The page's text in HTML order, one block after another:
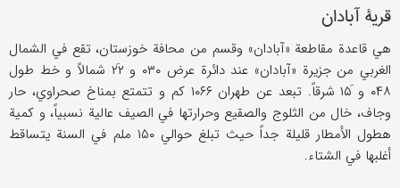
قریة آبادان
هي قاعدة مقاطعة «آبادان» وقسم من محافة خوزستان، تقع في الشمال
الغربي من جزیرة «آبادان» عند دائرة عرض ۰۳۰ و ۲۲َ شمالاً و خط طول
۰۴۸ و َ۱۵ شرقاً. تبعد عن طهران ۱۰۶۶ کم و تتمتع بمناخ صحراوي، حار
وجاف، خال من الثلوج والصقیع وحرارتها في الصیف عالیة نسبیاً، و کمیة
هطول الأمطار قلیلة جداً حیث تبلغ حوالي ۱۵۰ ملم في السنة یتساقط
أغلبها في الشتاء.